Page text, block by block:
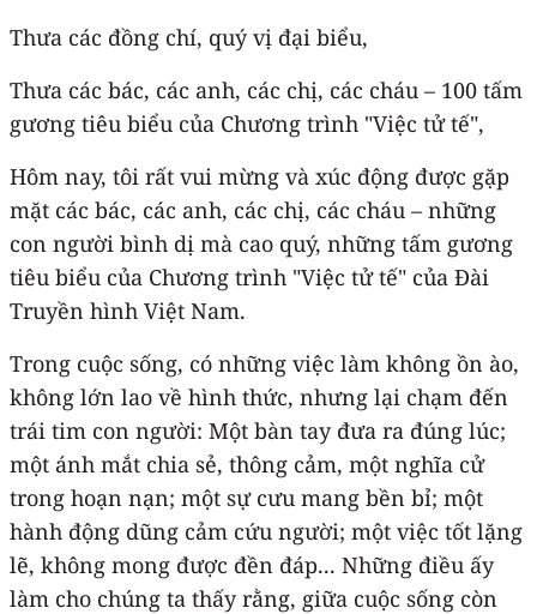
Thưa các đồng chí, quý vị đại biểu,
Thưa các bác, các anh, các chị, các cháu – 100 tấm
gương tiêu biểu của Chương trình "Việc tử tế",
Hôm nay, tôi rất vui mừng và xúc động được gặp
mặt các bác, các anh, các chị, các cháu – những
con người bình dị mà cao quý, những tấm gương
tiêu biểu của Chương trình "Việc tử tế" của Đài
Truyền hình Việt Nam.
Trong cuộc sống, có những việc làm không ồn ào,
không lớn lao về hình thức, nhưng lại chạm đến
trái tim con người: Một bàn tay đưa ra đúng lúc;
một ánh mắt chia sẻ, thông cảm, một nghĩa cử
trong hoạn nạn; một sự cưu mang bền bỉ; một
hành động dũng cảm cứu người; một việc tốt lặng
lẽ, không mong được đền đáp... Những điều ấy
làm cho chúng ta thấy rằng, giữa cuộc sống còn